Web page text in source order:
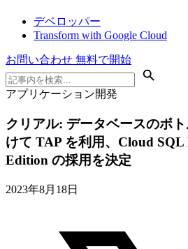
デベロッパー
Transform with Google Cloud
お問い合わせ 無料で開始
アプリケーション開発
クリアル: データベースのボ
けて TAP を利用、Cloud SQL
Edition の採用を決定
2023年8月18日